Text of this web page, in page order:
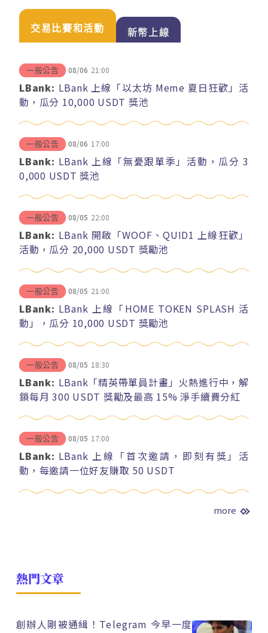
交易比賽和活動 新幣上線
一般公告 08/06 21:00
LBank: LBank 上線「以太坊 Meme 夏日狂歡」活
動，瓜分 10,000 USDT 獎池
一般公告 08/06 17:00
LBank: LBank 上線「無憂跟單季」活動，瓜分 3
0,000 USDT 獎池
一般公告 08/05 22:00
LBank: LBank 開啟「WOOF、QUID1 上線狂歡」
活動，瓜分 20,000 USDT 獎勵池
一般公告 08/05 21:00
LBank: LBank 上線「HOME TOKEN SPLASH 活
動」，瓜分 10,000 USDT 獎勵池
一般公告 08/05 18:30
LBank: LBank「精英帶單員計畫」火熱進行中，解
鎖每月 300 USDT 獎勵及最高 15% 淨手續費分紅
一般公告 08/05 17:00
LBank: LBank 上線「首次邀請，即刻有獎」活
動，每邀請一位好友賺取 50 USDT
more
熱門文章
創辦人剛被通緝！Telegram 今早一度